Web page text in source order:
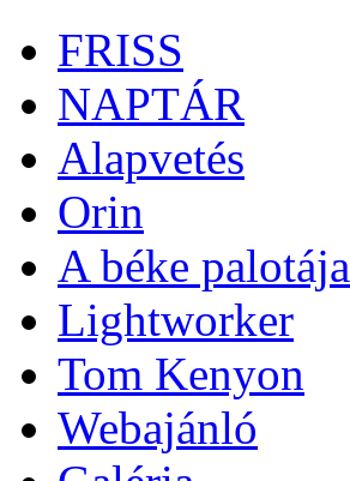
FRISS
NAPTÁR
Alapvetés
Orin
A béke palotája
Lightworker
Tom Kenyon
Webajánló